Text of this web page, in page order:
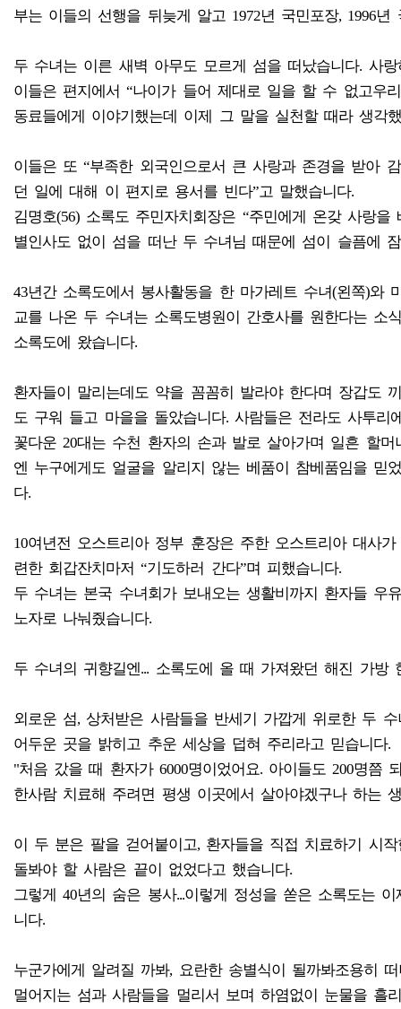
부는 이들의 선행을 뒤늦게 알고 1972년 국민포장, 1996년
두 수녀는 이른 새벽 아무도 모르게 섬을 떠났습니다. 사
이들은 편지에서 “나이가 들어 제대로 일을 할 수 없고우
동료들에게 이야기했는데 이제 그 말을 실천할 때라 생각
이들은 또 “부족한 외국인으로서 큰 사랑과 존경을 받아
던 일에 대해 이 편지로 용서를 빈다”고 말했습니다.
김명호(56) 소록도 주민자치회장은 “주민에게 온갖 사랑
별인사도 없이 섬을 떠난 두 수녀님 때문에 섬이 슬픔에
43년간 소록도에서 봉사활동을 한 마가레트 수녀(왼쪽)와
교를 나온 두 수녀는 소록도병원이 간호사를 원한다는 소
소록도에 왔습니다.
환자들이 말리는데도 약을 꼼꼼히 발라야 한다며 장갑도
도 구워 들고 마을을 돌았습니다. 사람들은 전라도 사투리
꽃다운 20대는 수천 환자의 손과 발로 살아가며 일흔 할
엔 누구에게도 얼굴을 알리지 않는 베품이 참베품임을 믿
다.
10여년전 오스트리아 정부 훈장은 주한 오스트리아 대사
련한 회갑잔치마저 “기도하러 간다”며 피했습니다.
두 수녀는 본국 수녀회가 보내오는 생활비까지 환자들 우
노자로 나눠줬습니다.
두 수녀의 귀향길엔... 소록도에 올 때 가져왔던 해진 가방
외로운 섬, 상처받은 사람들을 반세기 가깝게 위로한 두
어두운 곳을 밝히고 추운 세상을 덥혀 주리라고 믿습니다.
"처음 갔을 때 환자가 6000명이었어요. 아이들도 200명쯤
한사람 치료해 주려면 평생 이곳에서 살아야겠구나 하는
이 두 분은 팔을 걷어붙이고, 환자들을 직접 치료하기 시
돌봐야 할 사람은 끝이 없었다고 했습니다.
그렇게 40년의 숨은 봉사...이렇게 정성을 쏟은 소록도는
니다.
누군가에게 알려질 까봐, 요란한 송별식이 될까봐조용히
멀어지는 섬과 사람들을 멀리서 보며 하염없이 눈물을 흘